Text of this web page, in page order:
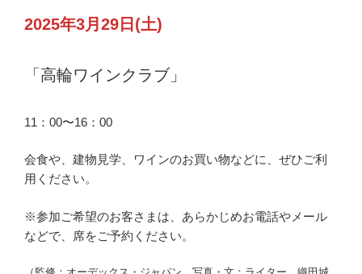
2025年3月29日(土)
「高輪ワインクラブ」
11：00〜16：00
会食や、建物見学、ワインのお買い物などに、ぜひご利
用ください。
※参加ご希望のお客さまは、あらかじめお電話やメール
などで、席をご予約ください。